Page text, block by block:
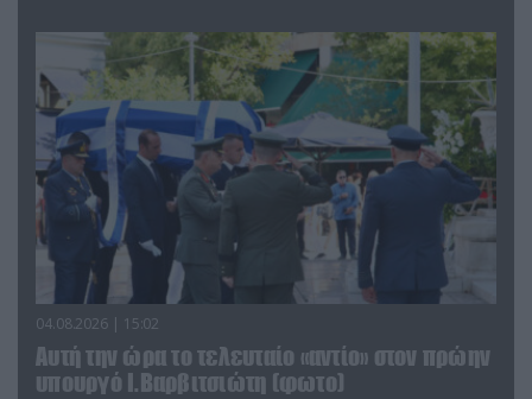
04.08.2026 | 15:02
Αυτή την ώρα το τελευταίο «αντίο» στον πρώην
υπουργό Ι.Βαρβιτσιώτη (φωτο)